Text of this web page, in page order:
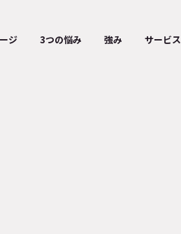
ジ 3つの悩み 強み サービス